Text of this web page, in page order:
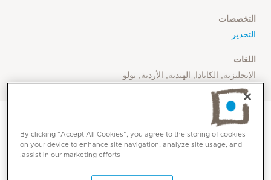
التخصصات
التخدير
اللغات
الإنجليزية, الكانادا, الهندية, الأردية, تولو
By clicking “Accept All Cookies”, you agree to the storing of cookies
on your device to enhance site navigation, analyze site usage, and
assist in our marketing efforts.